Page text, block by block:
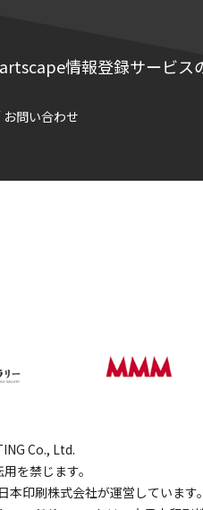
artscape情報登録サービス
お問い合わせ
Co., Ltd.
を禁じます。
印刷株式会社が運営しています。